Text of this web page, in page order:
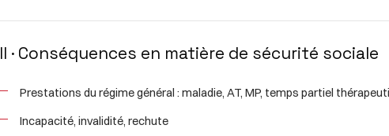
II · Conséquences en matière de sécurité sociale
Prestations du régime général : maladie, AT, MP, temps partiel
Incapacité, invalidité, rechute